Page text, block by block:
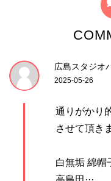
広島スタジオ
2025-05-26
通りがかり
させて頂き
白無垢 綿帽